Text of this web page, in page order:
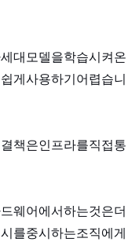
대 모델을 학습시켜 온
쉽게 사용하기 어렵습니
결책은 인프라를 직접 통
서 fine-tuning하는 것은 더
를 중시하는 조직에게